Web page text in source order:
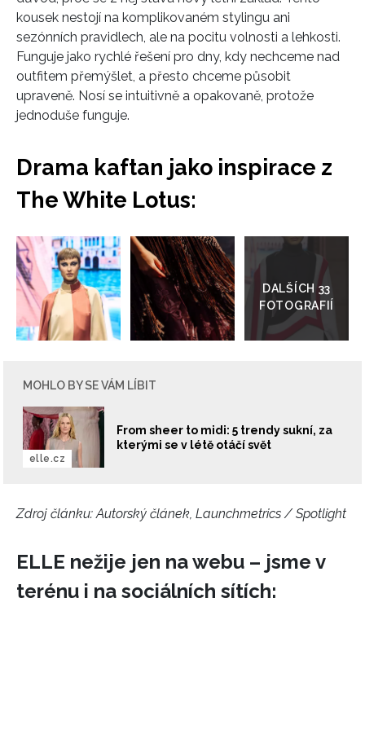
kousek nestojí na komplikovaném stylingu ani
sezónních pravidlech, ale na pocitu volnosti a lehkosti.
Funguje jako rychlé řešení pro dny, kdy nechceme nad
outfitem přemýšlet, a přesto chceme působit
upraveně. Nosí se intuitivně a opakovaně, protože
jednoduše funguje.
Drama kaftan jako inspirace z
The White Lotus:
Přejít
galerie
MOHLO BY SE VÁM LÍBIT
From sheer to midi: 5 trendy sukní, za
kterými se v létě otáčí svět
elle.cz
Zdroj článku:Autorský článek, Launchmetrics / Spotlight
ELLE nežije jen na webu – jsme v
terénu i na sociálních sítích: